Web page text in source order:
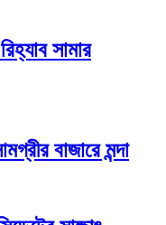
সামার
বাজারে মন্দা